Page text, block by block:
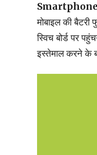
मोबाइल की
स्विच बोर्ड पर
इस्तेमाल करने के